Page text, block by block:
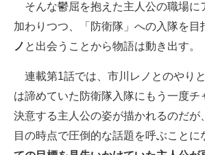
そんな鬱屈を抱えた主人公の職場に
加わりつつ、「防衛隊」への入隊を目
ノ と出会うことから物語は動き出す。
連載第1話では、市川レノとのやり
は諦めていた防衛隊入隊にもう一度チ
決意する主人公の姿が描かれるのだが
目の時点で圧倒的な話題を呼ぶことに